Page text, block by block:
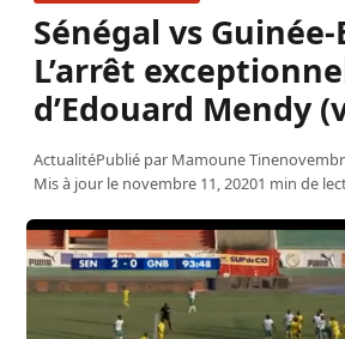
Sénégal vs Guinée-
L’arrêt
d’Edouard Mendy
ActualitéPublié par Mamoune Tine
Mis à jour le novembre 11, 20201 min de